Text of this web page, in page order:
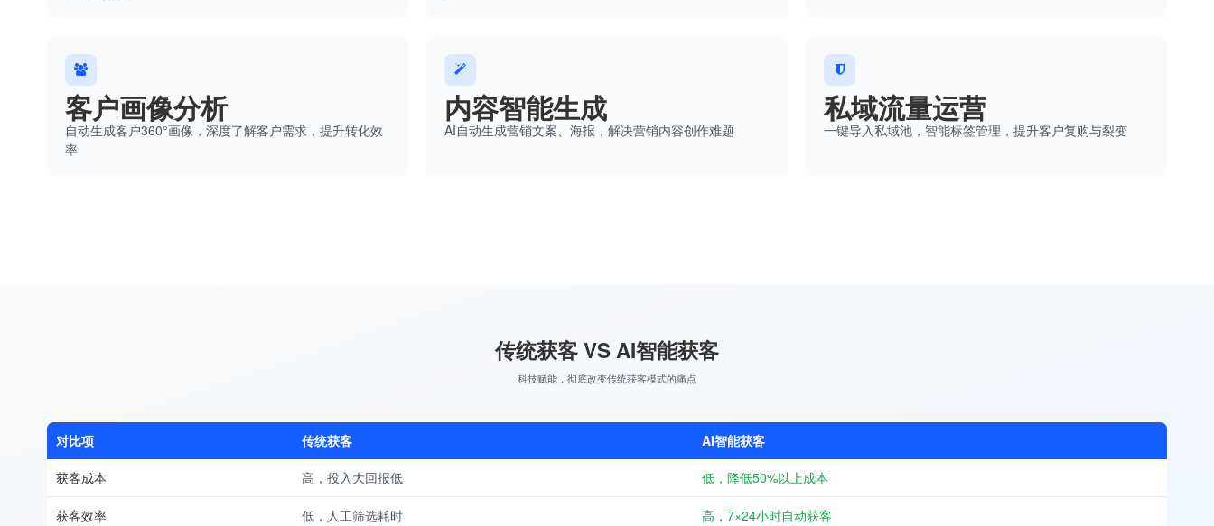
客户画像分析
自动生成客户360°画像，深度了解客户需求，提升转化效
率
内容智能生成
AI自动生成营销文案、海报，解决营销内容创作难题
私域流量运营
一键导入私域池，智能标签管理，提升客户复购与裂变
传统获客 VS AI智能获客
科技赋能，彻底改变传统获客模式的痛点
对比项 传统获客 AI智能获客
获客成本 高，投入大回报低 低，降低50%以上成本
获客效率 低，人工筛选耗时 高，7×24小时自动获客